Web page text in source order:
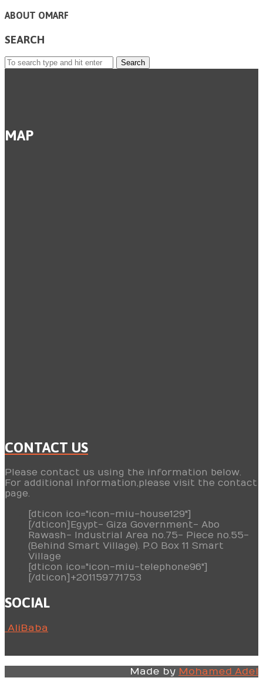
ABOUT OMARF
SEARCH
Search
for:
MAP
CONTACT US
Please contact us using the information below.
For additional information,please visit the contact
page.
[dticon ico="icon-miu-house129"]
[/dticon]Egypt- Giza Government- Abo
Rawash- Industrial Area no.75- Piece no.55-
(Behind Smart Village). P.O Box 11 Smart
Village
[dticon ico="icon-miu-telephone96"]
[/dticon]+201159771753
SOCIAL
AliBaba
Made by Mohamed Adel